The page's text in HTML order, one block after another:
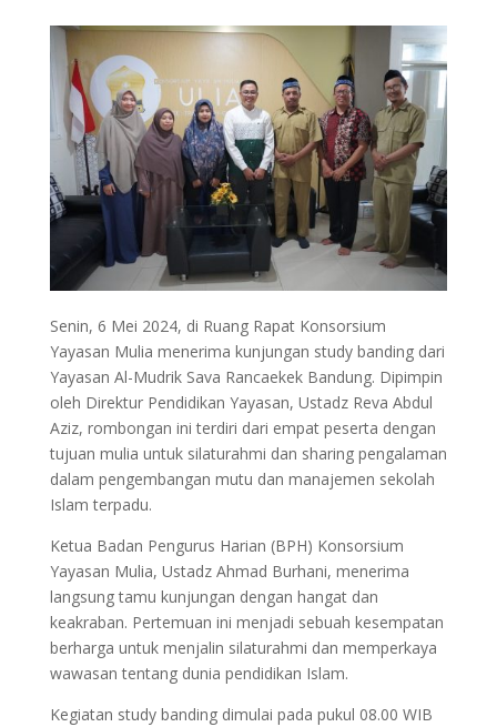
Senin, 6 Mei 2024, di Ruang Rapat Konsorsium
Yayasan Mulia menerima kunjungan study banding dari
Yayasan Al-Mudrik Sava Rancaekek Bandung. Dipimpin
oleh Direktur Pendidikan Yayasan, Ustadz Reva Abdul
Aziz, rombongan ini terdiri dari empat peserta dengan
tujuan mulia untuk silaturahmi dan sharing pengalaman
dalam pengembangan mutu dan manajemen sekolah
Islam terpadu.
Ketua Badan Pengurus Harian (BPH) Konsorsium
Yayasan Mulia, Ustadz Ahmad Burhani, menerima
langsung tamu kunjungan dengan hangat dan
keakraban. Pertemuan ini menjadi sebuah kesempatan
berharga untuk menjalin silaturahmi dan memperkaya
wawasan tentang dunia pendidikan Islam.
Kegiatan study banding dimulai pada pukul 08.00 WIB